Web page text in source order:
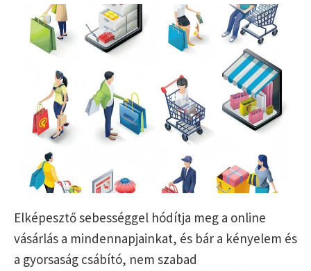
Elképesztő sebességgel hódítja meg a online
vásárlás a mindennapjainkat, és bár a kényelem és
a gyorsaság csábító, nem szabad